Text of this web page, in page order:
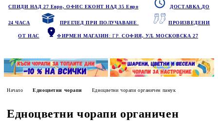
СПИДИ НАД 27 Евро, ОФИС ЕКОНТ НАД 35 Евро ДОСТАВКА ДО
24 ЧАСА ПРЕГЛЕД ПРИ ПОЛУЧАВАНЕ ПРОИЗВЕДЕНИ
ОТ НАС ФИРМЕН МАГАЗИН: ГР.СОФИЯ, УЛ. МОСКОВСКА 27
Начало Едноцветни чорапи Едноцветни чорапи органичен памук
Едноцветни чорапи органичен